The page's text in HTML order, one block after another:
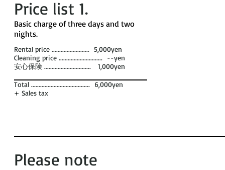
Price list 1​.
​Basic charge of three days and two
nights. ​
Rental price ......................... 5,000yen
Cleaning price ............................. --yen
安心保険 ............................... 1,000yen
Total ....................................... 6,000yen
+ Sales tax
Please note